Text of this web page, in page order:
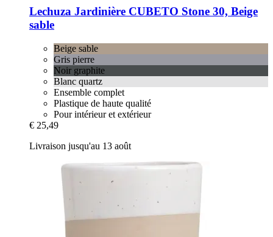
Lechuza Jardinière CUBETO Stone 30, Beige
sable
Beige sable
Gris pierre
Noir graphite
Blanc quartz
Ensemble complet
Plastique de haute qualité
Pour intérieur et extérieur
€ 25,49
Livraison jusqu'au 13 août